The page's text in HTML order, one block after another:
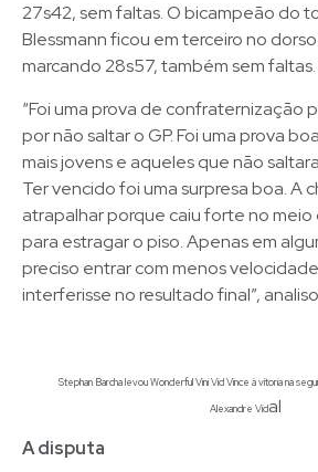
27s42, sem faltas. O bicampeão do
Blessmann ficou em terceiro no
marcando 28s57, também sem faltas.
“Foi uma prova de confraternização
por não saltar o GP. Foi uma prova
mais jovens e aqueles que não
Ter vencido foi uma surpresa boa. A
atrapalhar porque caiu forte no meio
para estragar o piso. Apenas em
preciso entrar com menos
interferisse no resultado final”,
Stephan Barcha levou Wonderful Vini Vid Vince à vítoria na
Alexandre Vidal
A disputa